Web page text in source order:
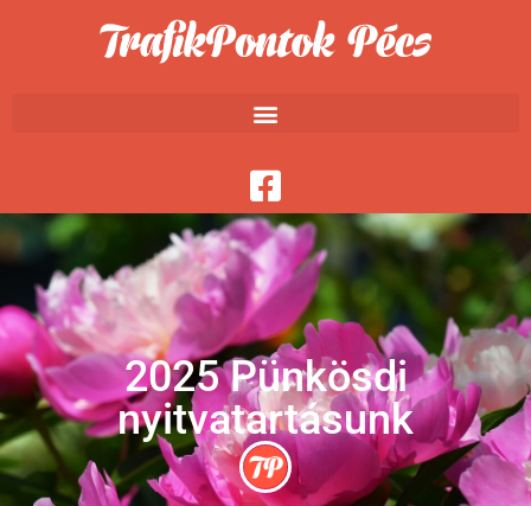
2025 Pünkösdi
nyitvatartásunk